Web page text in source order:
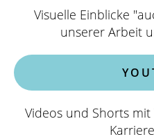
Visuelle Einblicke
unserer Arbeit
Videos und Shorts